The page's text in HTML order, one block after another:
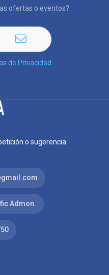
ofertas o eventos?
de Privacidad
o sugerencia.
Admon.